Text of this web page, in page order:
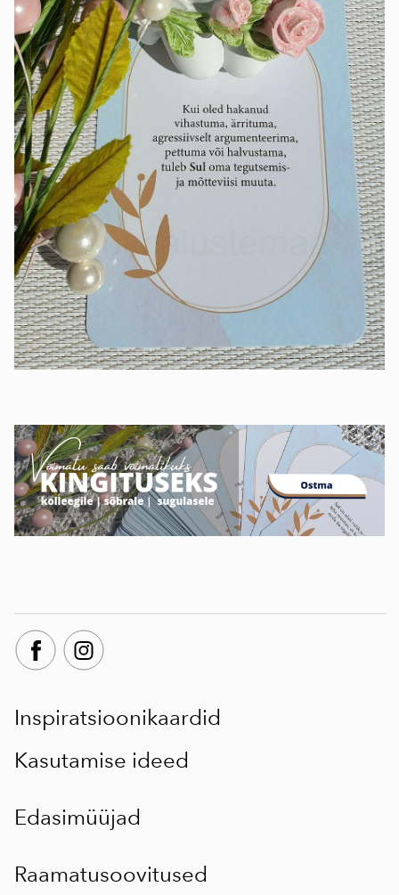
Inspiratsioonikaardid
Kasutamise ideed
Edasimüüjad
Raamatusoovitused